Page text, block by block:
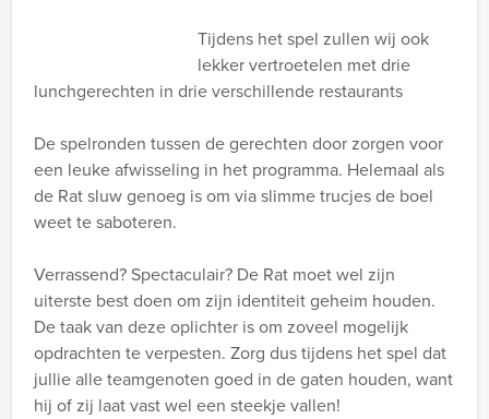
Tijdens het spel zullen wij ook
lekker vertroetelen met drie
lunchgerechten in drie verschillende restaurants
De spelronden tussen de gerechten door zorgen voor
een leuke afwisseling in het programma. Helemaal als
de Rat sluw genoeg is om via slimme trucjes de boel
weet te saboteren.
Verrassend? Spectaculair? De Rat moet wel zijn
uiterste best doen om zijn identiteit geheim houden.
De taak van deze oplichter is om zoveel mogelijk
opdrachten te verpesten. Zorg dus tijdens het spel dat
jullie alle teamgenoten goed in de gaten houden, want
hij of zij laat vast wel een steekje vallen!